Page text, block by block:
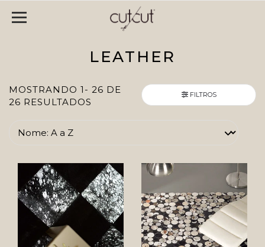
LEATHER
MOSTRANDO 1- 26 DE
26 RESULTADOS
FILTROS